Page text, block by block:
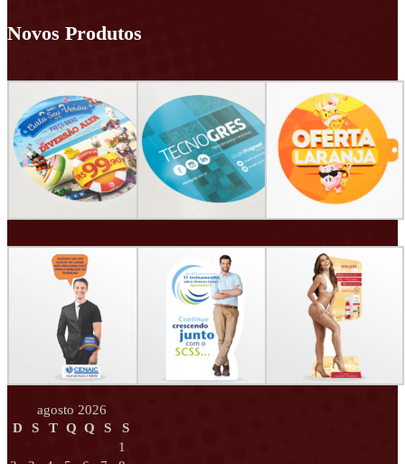
Novos Produtos
agosto 2026
D
S T Q Q S
S
1